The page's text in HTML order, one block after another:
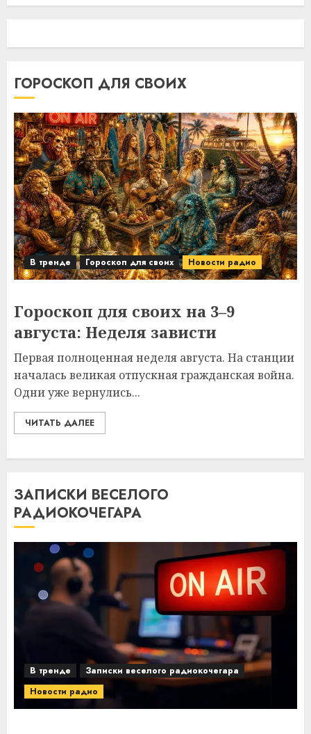
ГОРОСКОП ДЛЯ СВОИХ
В тренде Гороскоп для своих Новости радио
Гороскоп для своих на 3–9
августа: Неделя зависти
Первая полноценная неделя августа. На станции
началась великая отпускная гражданская война.
Одни уже вернулись...
ЧИТАТЬ ДАЛЕЕ
ЗАПИСКИ ВЕСЕЛОГО
РАДИОКОЧЕГАРА
В тренде
Записки веселого радиокочегара
Новости радио